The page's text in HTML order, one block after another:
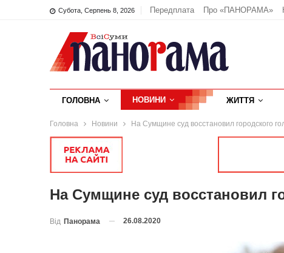
Субота, Серпень 8, 2026 Передплата Про «ПАНОРАМА»
ГОЛОВНА НОВИНИ ЖИТТЯ
Головна Новини На Сумщине суд восстановил городского
На Сумщине суд восстановил
Від Панорама 26.08.2020